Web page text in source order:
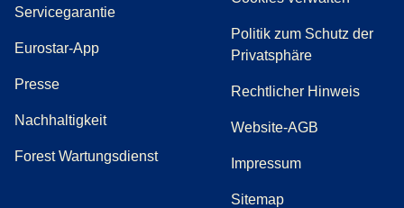
Servicegarantie
Eurostar-App
Presse(
Nachhaltigkeit
Forest Wartungsdienst
Politik zum Schutz der
Privatsphäre
Rechtlicher Hinweis
Website-AGB
Impressum
Sitemap